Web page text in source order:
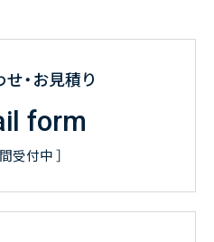
・お見積り
form
受付中 ］